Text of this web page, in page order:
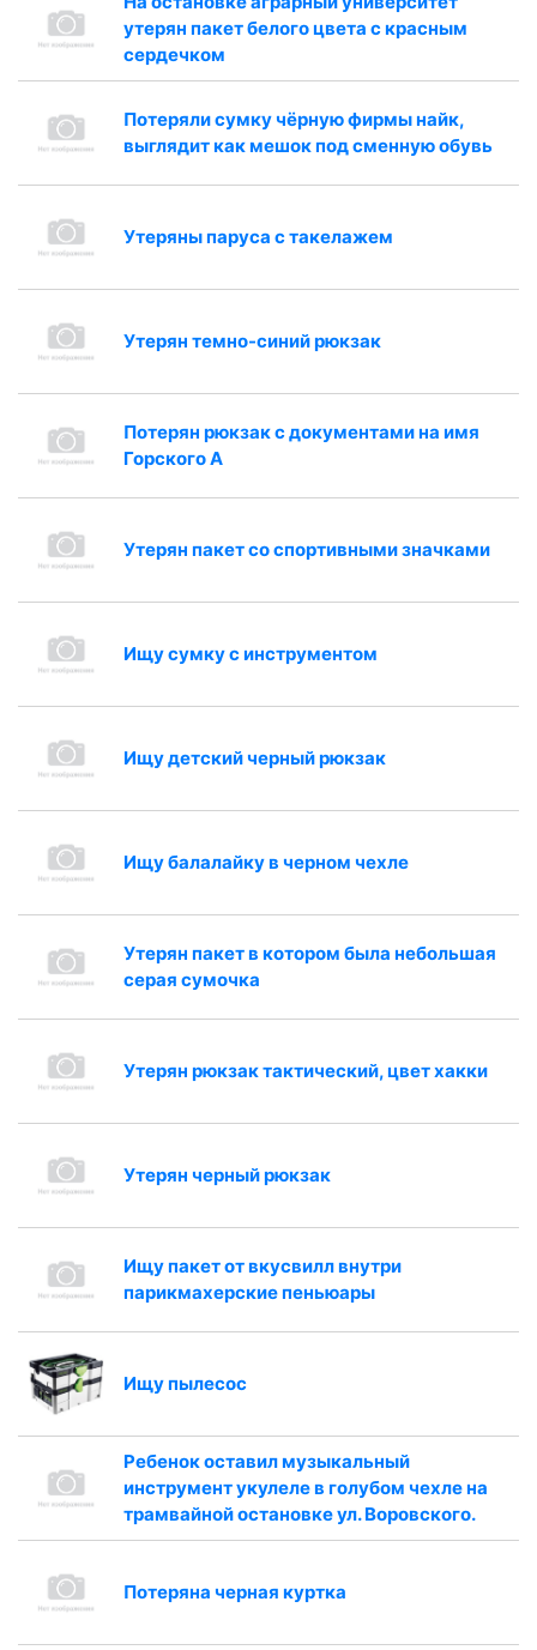
утерян пакет белого цвета с красным
сердечком
Потеряли сумку чёрную фирмы найк,
выглядит как мешок под сменную обувь
Утеряны паруса с такелажем
Утерян темно-синий рюкзак
Потерян рюкзак с документами на имя
Горского А
Утерян пакет со спортивными значками
Ищу сумку с инструментом
Ищу детский черный рюкзак
Ищу балалайку в черном чехле
Утерян пакет в котором была небольшая
серая сумочка
Утерян рюкзак тактический, цвет хакки
Утерян черный рюкзак
Ищу пакет от вкусвилл внутри
парикмахерские пеньюары
Ищу пылесос
Ребенок оставил музыкальный
инструмент укулеле в голубом чехле на
трамвайной остановке ул. Воровского.
Потеряна черная куртка